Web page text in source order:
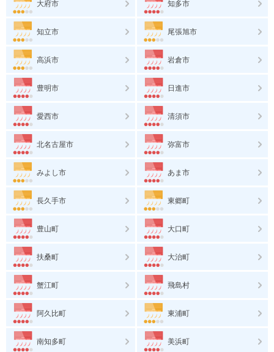
大府市 知多市
知立市 尾張旭市
高浜市 岩倉市
豊明市 日進市
愛西市 清須市
北名古屋市 弥富市
みよし市 あま市
長久手市 東郷町
豊山町 大口町
扶桑町 大治町
蟹江町 飛島村
阿久比町 東浦町
南知多町 美浜町